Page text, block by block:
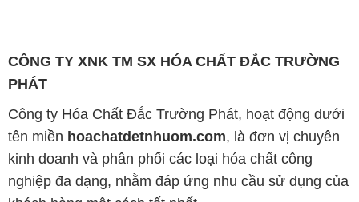
CÔNG TY XNK TM SX HÓA CHẤT ĐẮC TRƯỜNG
PHÁT
Công ty Hóa Chất Đắc Trường Phát, hoạt động dưới
tên miền hoachatdetnhuom.com, là đơn vị chuyên
kinh doanh và phân phối các loại hóa chất công
nghiệp đa dạng, nhằm đáp ứng nhu cầu sử dụng của